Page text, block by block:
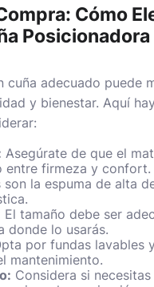
Cómo
Posicionadora
cuña adecuado puede
y bienestar. Aquí
Asegúrate de que el
entre firmeza y confort.
son la espuma de alta
El tamaño debe ser
donde lo usarás.
por fundas lavables
mantenimiento.
Considera si